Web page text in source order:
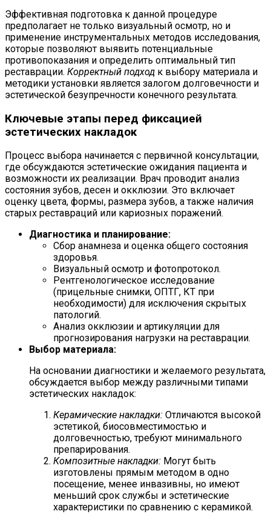
Эффективная подготовка к данной процедуре
предполагает не только визуальный осмотр, но и
применение инструментальных методов исследования,
которые позволяют выявить потенциальные
противопоказания и определить оптимальный тип
реставрации. Корректный подход к выбору материала и
методики установки является залогом долговечности и
эстетической безупречности конечного результата.
Ключевые этапы перед фиксацией
эстетических накладок
Процесс выбора начинается с первичной консультации,
где обсуждаются эстетические ожидания пациента и
возможности их реализации. Врач проводит анализ
состояния зубов, десен и окклюзии. Это включает
оценку цвета, формы, размера зубов, а также наличия
старых реставраций или кариозных поражений.
Диагностика и планирование:
Сбор анамнеза и оценка общего состояния
здоровья.
Визуальный осмотр и фотопротокол.
Рентгенологическое исследование
(прицельные снимки, ОПТГ, КТ при
необходимости) для исключения скрытых
патологий.
Анализ окклюзии и артикуляции для
прогнозирования нагрузки на реставрации.
Выбор материала:
На основании диагностики и желаемого результата,
обсуждается выбор между различными типами
эстетических накладок:
Керамические накладки: Отличаются высокой
эстетикой, биосовместимостью и
долговечностью, требуют минимального
препарирования.
Композитные накладки: Могут быть
изготовлены прямым методом в одно
посещение, менее инвазивны, но имеют
меньший срок службы и эстетические
характеристики по сравнению с керамикой.